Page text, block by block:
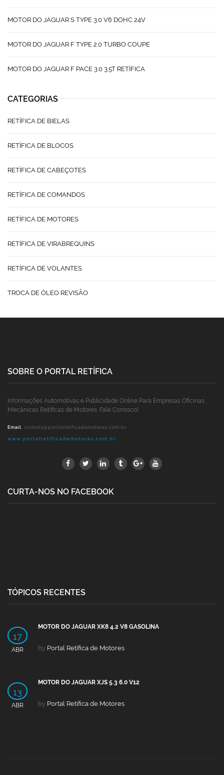
MOTOR DO JAGUAR S TYPE 3.0 V6 DOHC 24V
MOTOR DO JAGUAR F TYPE 2.0 TURBO COUPE
MOTOR DO JAGUAR F PACE 3.0 3.5T RETÍFICA
CATEGORIAS
RETÍFICA DE BIELAS
RETÍFICA DE BLOCOS
RETÍFICA DE CABEÇOTES
RETÍFICA DE COMANDOS
RETÍFICA DE MOTORES
RETÍFICA DE VIRABREQUINS
RETÍFICA DE VOLANTES
TROCA DE ÓLEO REVISÃO
SOBRE O PORTAL RETÍFICA
Informações Automotivas e Publicidade Online Para Empresas Oficinas
Mecânicas Retíficas de Motores. Fale Conosco!
Email: contato@portalretificademotores.com.br
www.portalretificademotores.com.br
CURTA-NOS NO FACEBOOK
TÓPICOS RECENTES
17
ABR
MOTOR DO JAGUAR XK8 4.2 V8 GASOLINA
by Portal Retífica de Motores
13
ABR
MOTOR DO JAGUAR XJS 5.3 6.0 V12
by Portal Retífica de Motores